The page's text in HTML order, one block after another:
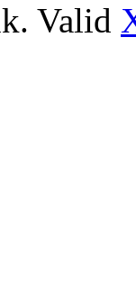
Valid